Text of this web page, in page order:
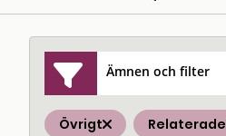
Ämnen och filter
Övrigt Relaterade